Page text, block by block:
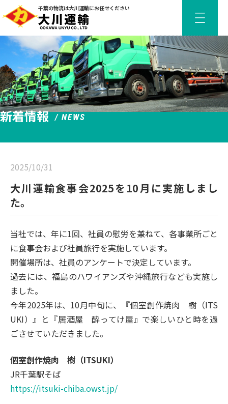
千葉の物流は大川運輸にお任せください
新着情報 / NEWS
2025/10/31
大川運輸食事会2025を10月に実施しまし
た。
当社では、年に1回、社員の慰労を兼ねて、各事業所ごと
に食事会および社員旅行を実施しています。
開催場所は、社員のアンケートで決定しています。
過去には、福島のハワイアンズや沖縄旅行なども実施し
ました。
今年2025年は、10月中旬に、『個室創作焼肉 樹（ITS
UKI）』と『居酒屋 酔ってけ屋』で楽しいひと時を過
ごさせていただきました。
個室創作焼肉 樹（ITSUKI）
JR千葉駅そば
https://itsuki-chiba.owst.jp/